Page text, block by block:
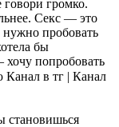
громко.
Секс — это
пробовать
бы
хочу попробовать
в тг | Канал
становишься